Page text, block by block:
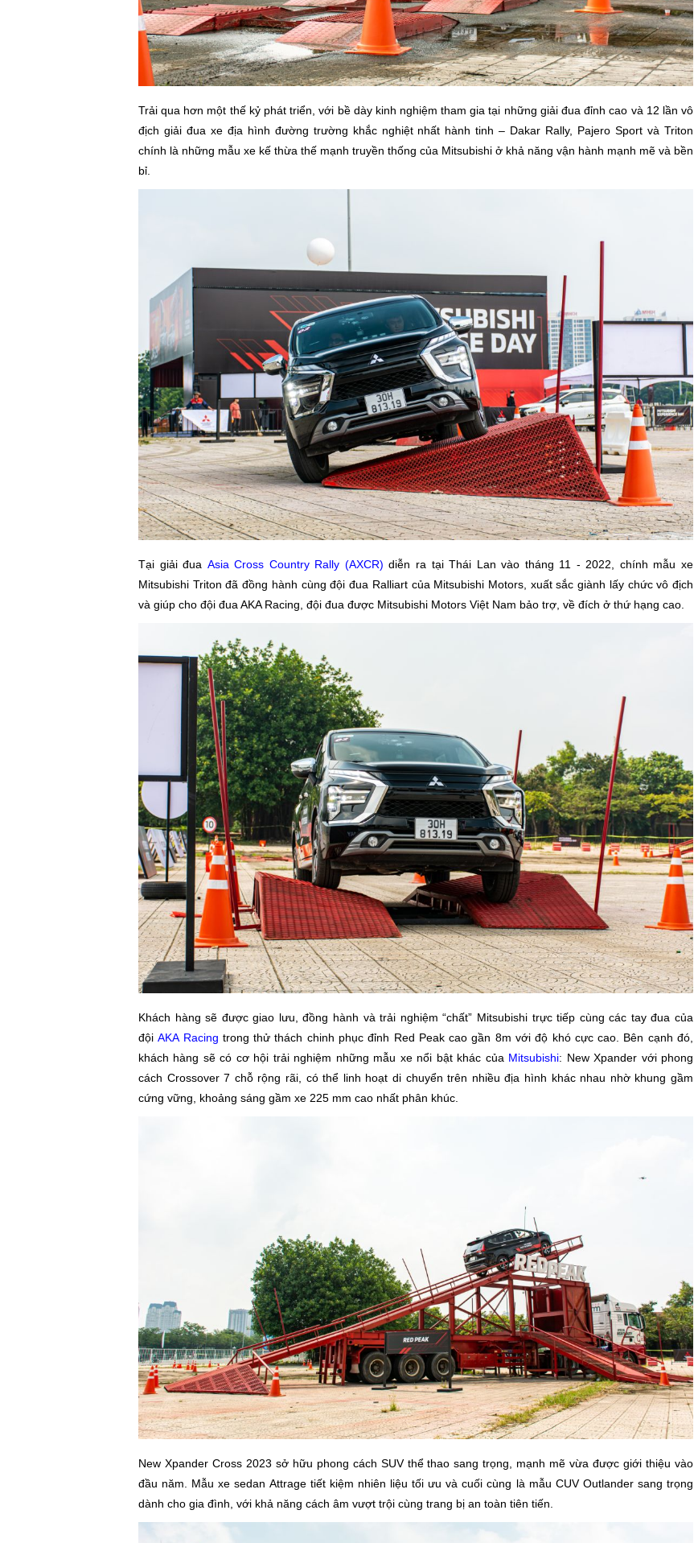
Trải qua hơn một thế kỷ phát triển, với bề dày kinh nghiệm tham gia tại những giải đua đỉnh cao và 12 lần vô
địch giải đua xe địa hình đường trường khắc nghiệt nhất hành tinh – Dakar Rally, Pajero Sport và Triton
chính là những mẫu xe kế thừa thế mạnh truyền thống của Mitsubishi ở khả năng vận hành mạnh mẽ và bền
bỉ.
Tại giải đua Asia Cross Country Rally (AXCR) diễn ra tại Thái Lan vào tháng 11 - 2022, chính mẫu xe
Mitsubishi Triton đã đồng hành cùng đội đua Ralliart của Mitsubishi Motors, xuất sắc giành lấy chức vô địch
và giúp cho đội đua AKA Racing, đội đua được Mitsubishi Motors Việt Nam bảo trợ, về đích ở thứ hạng cao.
Khách hàng sẽ được giao lưu, đồng hành và trải nghiệm “chất” Mitsubishi trực tiếp cùng các tay đua của
độiAKA Racing trong thử thách chinh phục đỉnh Red Peak cao gần 8m với độ khó cực cao. Bên cạnh đó,
khách hàng sẽ có cơ hội trải nghiệm những mẫu xe nổi bật khác của Mitsubishi: New Xpander với phong
cách Crossover 7 chỗ rộng rãi, có thể linh hoạt di chuyển trên nhiều địa hình khác nhau nhờ khung gầm
cứng vững, khoảng sáng gầm xe 225 mm cao nhất phân khúc.
New Xpander Cross 2023 sở hữu phong cách SUV thể thao sang trọng, mạnh mẽ vừa được giới thiệu vào
đầu năm. Mẫu xe sedan Attrage tiết kiệm nhiên liệu tối ưu và cuối cùng là mẫu CUV Outlander sang trọng
dành cho gia đình, với khả năng cách âm vượt trội cùng trang bị an toàn tiên tiến.